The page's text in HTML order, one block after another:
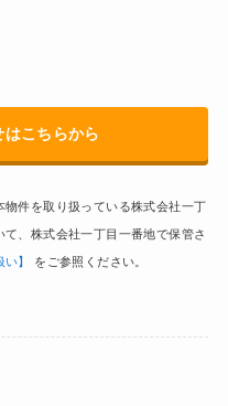
こちらから
件を取り扱っている株式会社一丁
、株式会社一丁目一番地で保管さ
】 をご参照ください。